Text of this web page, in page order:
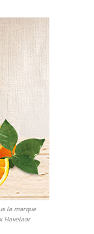
la marque
Havelaar